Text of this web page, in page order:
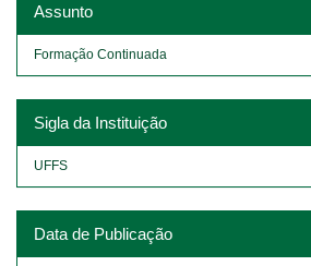
Assunto
Formação Continuada
Sigla da Instituição
UFFS
Data de Publicação